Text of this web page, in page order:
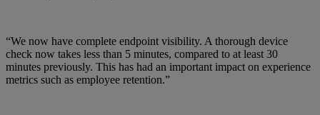
“We now have complete endpoint visibility. A thorough device
check now takes less than 5 minutes, compared to at least 30
minutes previously. This has had an important impact on experience
metrics such as employee retention.”